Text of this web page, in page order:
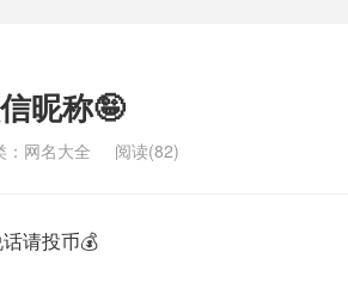
昵称🤪
网名大全 阅读(82)
请投币💰